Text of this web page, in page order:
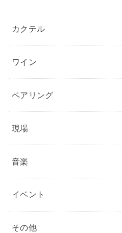
カクテル
ワイン
ペアリング
現場
音楽
イベント
その他